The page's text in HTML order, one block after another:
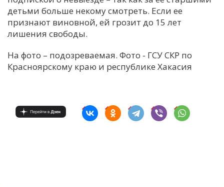
детьми больше некому смотреть. Если ее
признают виновной, ей грозит до 15 лет
лишения свободы.
На фото – подозреваемая. Фото - ГСУ СКР по
Красноярскому краю и республике Хакасия